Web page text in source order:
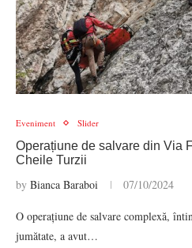
Eveniment Slider
Operațiune de salvare din Via
Cheile Turzii
by Bianca Baraboi 07/10/2024
O operațiune de salvare complexă,
jumătate, a avut…